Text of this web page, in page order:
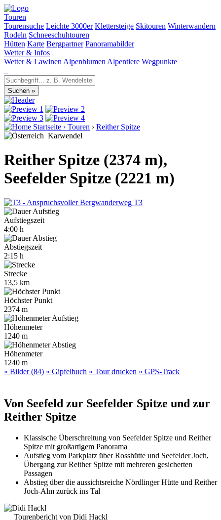
Touren
Tourensuche Leichte 3000er Klettersteige Skitouren Winterwandern
Rodeln Schneeschuhtouren
Hütten Karte Bergpartner Panoramabilder
Wetter & Infos
Wetter & Lawinen Alpenblumen Alpentiere Wegpunkte
Startseite › Touren › Reither Spitze
Karwendel
Reither Spitze (2374 m),
Seefelder Spitze (2221 m)
T3
Aufstiegszeit
4:00 h
Abstiegszeit
2:15 h
Strecke
13,5 km
Höchster Punkt
2374 m
Höhenmeter
1240 m
Höhenmeter
1240 m
» Bilder (84) » Gipfelbuch » Tour drucken » GPS-Track
Von Seefeld zur Seefelder Spitze und zur
Reither Spitze
Klassische Überschreitung von Seefelder Spitze und Reither
Spitze mit großartigem Panorama
Aufstieg vom Parkplatz über Rosshütte und Seefelder Joch,
Übergang zur Reither Spitze mit mehreren gesicherten
Passagen
Abstieg über die aussichtsreiche Nördlinger Hütte und Reither
Joch-Alm zurück ins Tal
Tourenbericht von Didi Hackl